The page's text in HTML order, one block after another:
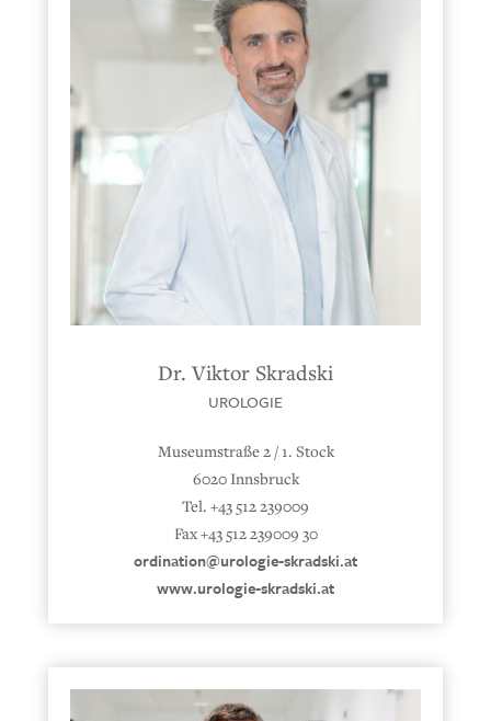
Dr. Viktor Skradski
UROLOGIE
Museumstraße 2 / 1. Stock
6020 Innsbruck
Tel. +43 512 239009
Fax +43 512 239009 30
ordination@urologie-skradski.at
www.urologie-skradski.at